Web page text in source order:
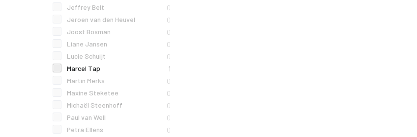
Jeffrey Belt 0
Jeroen van den Heuvel 0
Joost Bosman 0
Liane Jansen 0
Lucie Schuijt 0
Marcel Tap 1
Martin Merks 0
Maxine Steketee 0
Michaël Steenhoff 0
Paul van Well 0
Petra Ellens 0